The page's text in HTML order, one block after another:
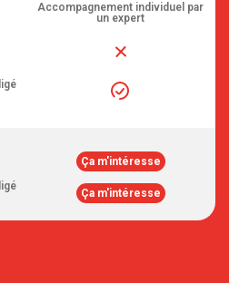
Accompagnement individuel par
un expert
Ça m'intéresse
Ça m'intéresse